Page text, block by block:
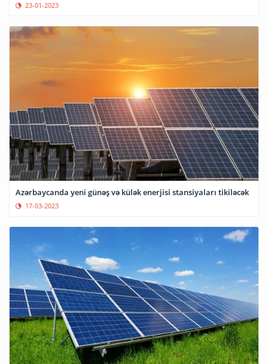
23-01-2023
Azərbaycanda yeni günəş və külək enerjisi stansiyaları tikiləcək
17-03-2023